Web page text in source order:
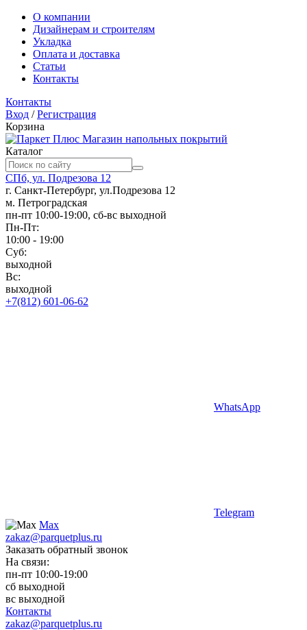
О компании
Дизайнерам и строителям
Укладка
Оплата и доставка
Статьи
Контакты
Контакты
Вход /Регистрация
Корзина
Магазин напольных покрытий
Каталог
СПб, ул. Подрезова 12
г. Санкт-Петербург, ул.Подрезова 12
м. Петроградская
пн-пт 10:00-19:00, сб-вс выходной
Пн-Пт:
10:00 - 19:00
Суб:
выходной
Вс:
выходной
+7(812) 601-06-62
WhatsApp
Telegram
Max
zakaz@parquetplus.ru
Заказать обратный звонок
На связи:
пн-пт 10:00-19:00
сб выходной
вс выходной
Контакты
zakaz@parquetplus.ru